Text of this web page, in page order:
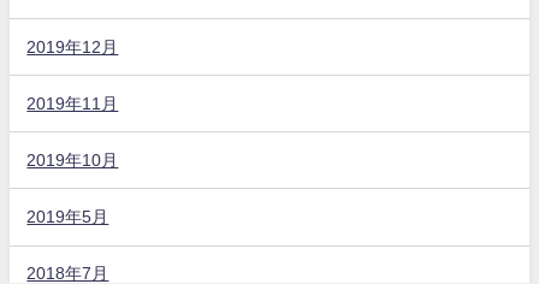
2019年12月
2019年11月
2019年10月
2019年5月
2018年7月